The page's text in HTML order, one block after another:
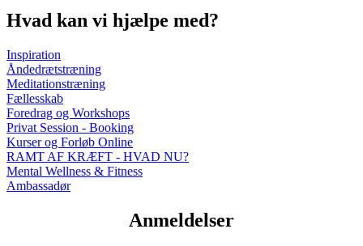
Hvad kan vi hjælpe med?
Inspiration
Åndedrætstræning
Meditationstræning
Fællesskab
Foredrag og Workshops
Privat Session - Booking
Kurser og Forløb Online
RAMT AF KRÆFT - HVAD NU?
Mental Wellness & Fitness
Ambassadør
Anmeldelser